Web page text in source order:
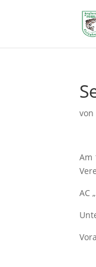
von
Am
AC